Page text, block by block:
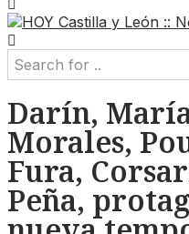
Darín,
Morales,
Fura,
Peña,